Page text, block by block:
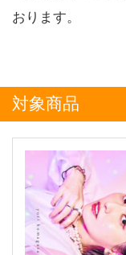
おります。
対象商品